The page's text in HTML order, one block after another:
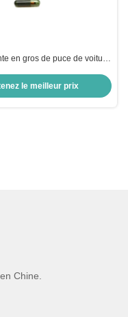
en gros de puce de voiture
en verre Honda
de porte-clés de
le meilleur prix
Chine.